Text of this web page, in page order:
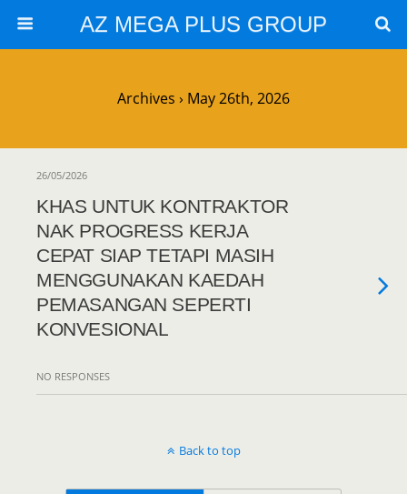
AZ MEGA PLUS GROUP
Archives › May 26th, 2026
26/05/2026
KHAS UNTUK KONTRAKTOR
NAK PROGRESS KERJA
CEPAT SIAP TETAPI MASIH
MENGGUNAKAN KAEDAH
PEMASANGAN SEPERTI
KONVESIONAL
NO RESPONSES
Back to top